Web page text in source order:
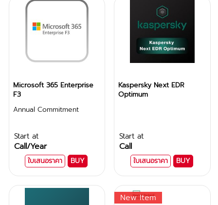
Microsoft 365 Enterprise
F3
Annual Commitment
Start at
Call/Year
ใบเสนอราคา BUY
Kaspersky Next EDR
Optimum
Start at
Call
ใบเสนอราคา BUY
New Item